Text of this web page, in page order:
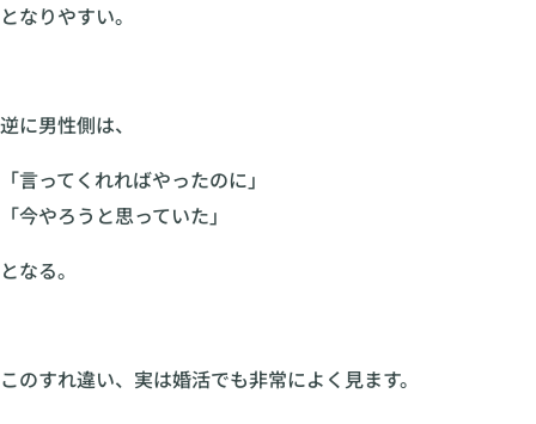
となりやすい。
逆に男性側は、
「言ってくれればやったのに」
「今やろうと思っていた」
となる。
このすれ違い、実は婚活でも非常によく見ます。